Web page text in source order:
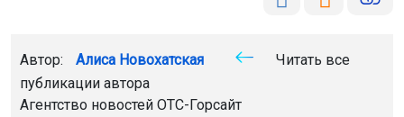
Автор: Алиса Новохатская
Читать все
публикации автора
Агентство новостей ОТС-Горсайт